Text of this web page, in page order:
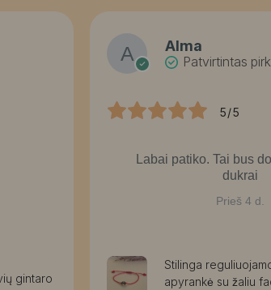
gintaro
Alma
Patvirtintas
5/5
Labai patiko. Tai bus
dukrai
Prieš 4 d.
Stilinga
apyrankė su žaliu